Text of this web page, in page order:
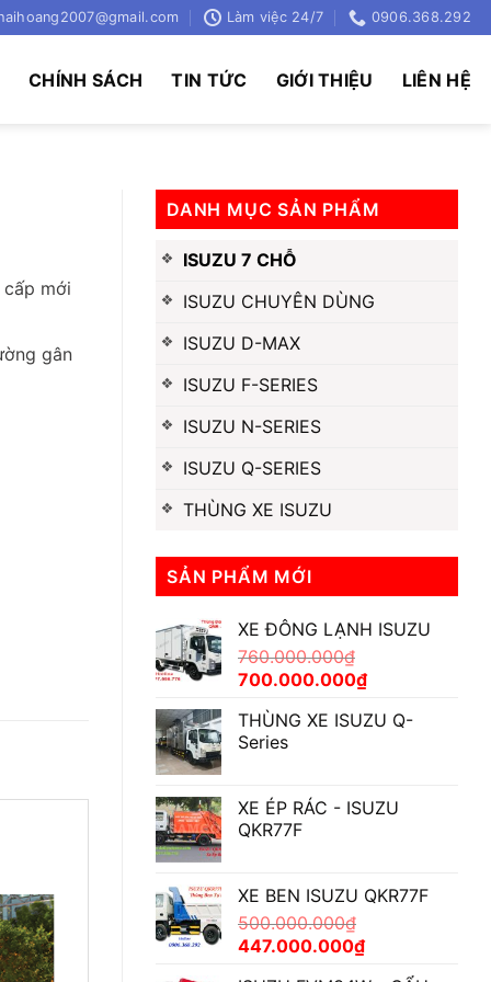
Làm việc 24/7 0906.368.292
CHÍNH SÁCH TIN TỨC GIỚI THIỆU LIÊN HỆ
DANH MỤC SẢN PHẨM
ISUZU 7 CHỖ
ISUZU CHUYÊN DÙNG
ISUZU D-MAX
ISUZU F-SERIES
ISUZU N-SERIES
ISUZU Q-SERIES
THÙNG XE ISUZU
SẢN PHẨM MỚI
XE ĐÔNG LẠNH ISUZU
760.000.000₫
Giá
là:
760.000.000₫.
700.000.000₫Giá
tại
THÙNG XE ISUZU Q-
Series
XE ÉP RÁC - ISUZU
QKR77F
XE BEN ISUZU QKR77F
500.000.000₫
Giá
447.000.000₫Giá
mới
gân